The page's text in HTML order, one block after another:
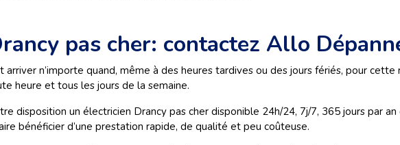
pas cher: contactez Allo
n’importe quand, même à des heures tardives ou des jours fériés, pour
heure et tous les jours de la semaine.
disposition un électricien Drancy pas cher disponible 24h/24, 7j/7, 365 jours par
bénéficier d’une prestation rapide, de qualité et peu coûteuse.